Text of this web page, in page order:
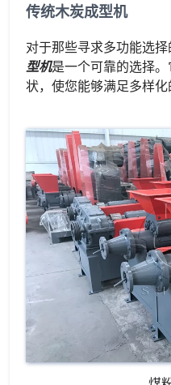
传统木炭成型机
对于那些寻求多功能选
型机是一个可靠的选择
状，使您能够满足多样化